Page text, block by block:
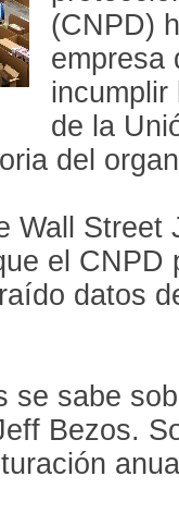
(CNPD)
empresa
incumplir
de la
del
Wall Street
el CNPD
datos
se sabe
Bezos.